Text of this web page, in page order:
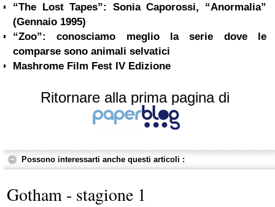
“The Lost Tapes”: Sonia Caporossi, “Anormalia”
(Gennaio 1995)
“Zoo”: conosciamo meglio la serie dove le
comparse sono animali selvatici
Mashrome Film Fest IV Edizione
Ritornare alla prima pagina di
Possono interessarti anche questi articoli :
Gotham - stagione 1